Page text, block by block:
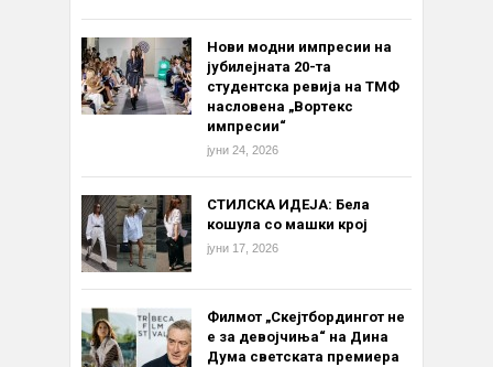
Нови модни импресии на
јубилејната 20-та
студентска ревија на ТМФ
насловена „Вортекс
импресии“
јуни 24, 2026
СТИЛСКА ИДЕЈА: Бела
кошула со машки крој
јуни 17, 2026
Филмот „Скејтбордингот не
е за девојчиња“ на Дина
Дума светската премиера